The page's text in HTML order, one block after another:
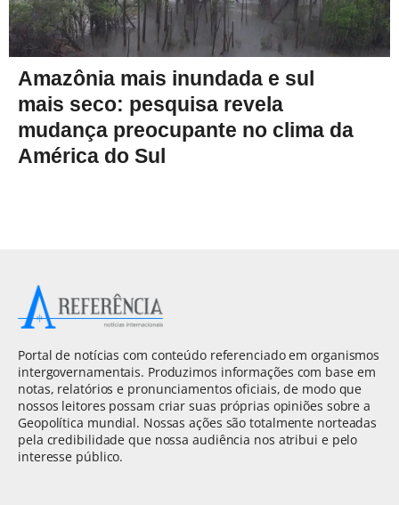
Amazônia mais inundada e sul
mais seco: pesquisa revela
mudança preocupante no clima da
América do Sul
Portal de notícias com conteúdo referenciado em organismos
intergovernamentais. Produzimos informações com base em
notas, relatórios e pronunciamentos oficiais, de modo que
nossos leitores possam criar suas próprias opiniões sobre a
Geopolítica mundial. Nossas ações são totalmente norteadas
pela credibilidade que nossa audiência nos atribui e pelo
interesse público.